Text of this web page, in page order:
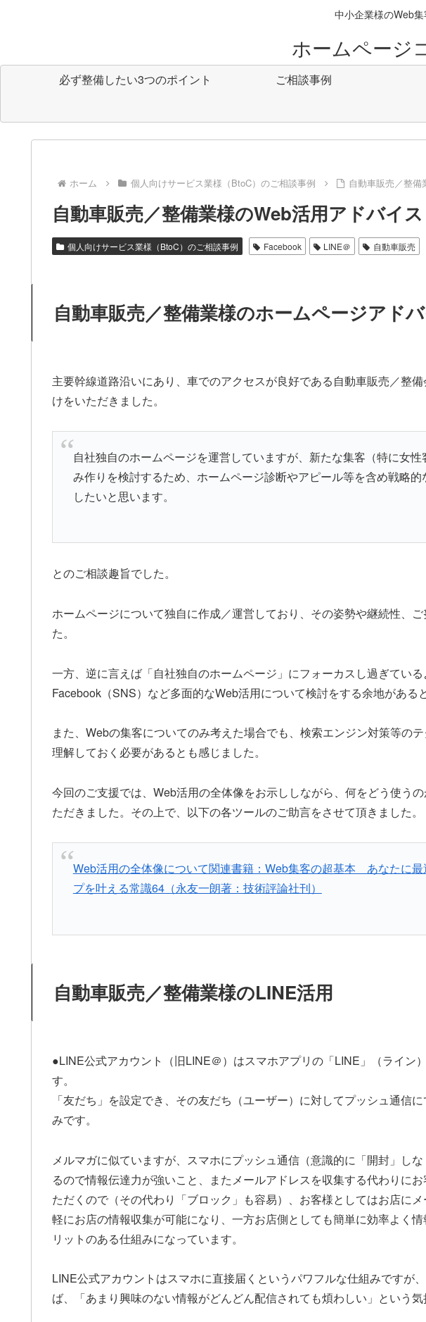
中小企業様のWeb
ホームページ
必ず整備したい3つのポイント ご相談事例
ホーム 個人向けサービス業様（BtoC）のご相談事例 自動車販売／整備
自動車販売／整備業様のWeb活用アドバイス
個人向けサービス業様（BtoC）のご相談事例 Facebook LINE＠ 自動車販売
自動車販売／整備業様のホームページアド
主要幹線道路沿いにあり、車でのアクセスが良好である自動車販売／整
けをいただきました。
自社独自のホームページを運営していますが、新たな集客（特に女
み作りを検討するため、ホームページ診断やアピール等を含め戦略
したいと思います。
とのご相談趣旨でした。
ホームページについて独自に作成／運営しており、その姿勢や継続性、
た。
一方、逆に言えば「自社独自のホームページ」にフォーカスし過ぎてい
Facebook（SNS）など多面的なWeb活用について検討をする余地がある
また、Webの集客についてのみ考えた場合でも、検索エンジン対策等の
理解しておく必要があるとも感じました。
今回のご支援では、Web活用の全体像をお示ししながら、何をどう使う
ただきました。その上で、以下の各ツールのご助言をさせて頂きました。
Web活用の全体像について関連書籍：Web集客の超基本 あなたに
プを叶える常識64（永友一朗著：技術評論社刊）
自動車販売／整備業様のLINE活用
●LINE公式アカウント（旧LINE＠）はスマホアプリの「LINE」（ライン
す。
「友だち」を設定でき、その友だち（ユーザー）に対してプッシュ通信
みです。
メルマガに似ていますが、スマホにプッシュ通信（意識的に「開封」し
るので情報伝達力が強いこと、またメールアドレスを収集する代わりに
ただくので（その代わり「ブロック」も容易）、お客様としてはお店に
軽にお店の情報収集が可能になり、一方お店側としても簡単に効率よく
リットのある仕組みになっています。
LINE公式アカウントはスマホに直接届くというパワフルな仕組みですが
ば、「あまり興味のない情報がどんどん配信されても煩わしい」という気